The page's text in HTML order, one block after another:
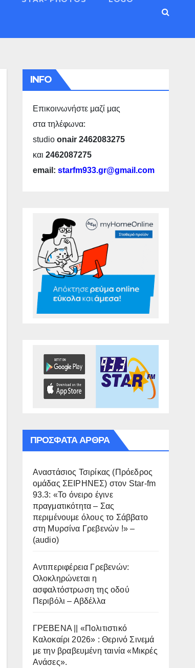
INFO
Επικοινωνήστε μαζί μας
στα τηλέφωνα:
studio onair 2462083275
και 2462087275
email: starfm933.gr@gmail.com
ΠΡΌΣΦΑΤΑ ΆΡΘΡΑ
Αναστάσιος Τσιρίκας (Πρόεδρος
ομάδας ΣΕΙΡΗΝΕΣ) στον Star-fm
93.3: «Το όνειρο έγινε
πραγματικότητα – Σας
περιμένουμε όλους το Σάββατο
στη Μυρσίνα Γρεβενών !» –
(audio)
Αντιπεριφέρεια Γρεβενών:
Ολοκληρώνεται η
ασφαλτόστρωση της οδού
Περιβόλι – Αβδέλλα
ΓΡΕΒΕΝΑ || «Πολιτιστικό
Καλοκαίρι 2026» : Θερινό Σινεμά
με την βραβευμένη ταινία «Μικρές
Ανάσες».